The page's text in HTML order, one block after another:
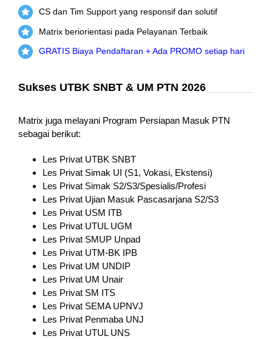
CS dan Tim Support yang responsif dan solutif
Matrix beriorientasi pada Pelayanan Terbaik
GRATIS Biaya Pendaftaran + Ada PROMO setiap hari
Sukses UTBK SNBT & UM PTN 2026
Matrix juga melayani Program Persiapan Masuk PTN
sebagai berikut:
Les Privat UTBK SNBT
Les Privat Simak UI (S1, Vokasi, Ekstensi)
Les Privat Simak S2/S3/Spesialis/Profesi
Les Privat Ujian Masuk Pascasarjana S2/S3
Les Privat USM ITB
Les Privat UTUL UGM
Les Privat SMUP Unpad
Les Privat UTM-BK IPB
Les Privat UM UNDIP
Les Privat UM Unair
Les Privat SM ITS
Les Privat SEMA UPNVJ
Les Privat Penmaba UNJ
Les Privat UTUL UNS